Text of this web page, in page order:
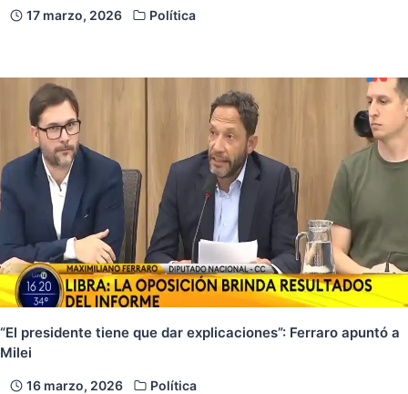
17 marzo, 2026 Política
“El presidente tiene que dar explicaciones”: Ferraro apuntó a
Milei
16 marzo, 2026 Política